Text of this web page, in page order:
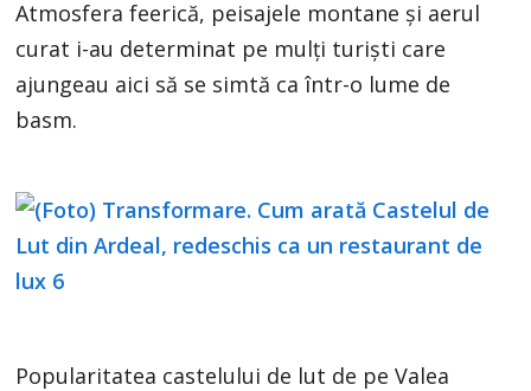
Atmosfera feerică, peisajele montane și aerul
curat i-au determinat pe mulți turiști care
ajungeau aici să se simtă ca într-o lume de
basm.
Popularitatea castelului de lut de pe Valea